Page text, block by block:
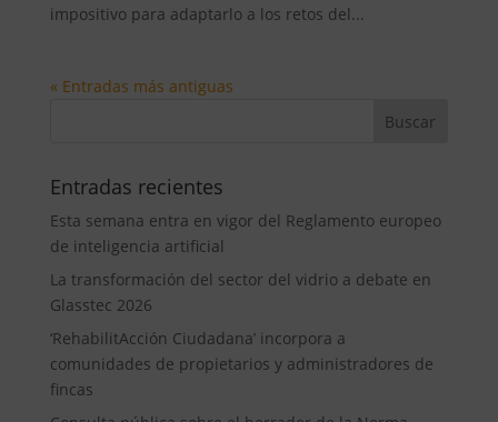
impositivo para adaptarlo a los retos del...
« Entradas más antiguas
Entradas recientes
Esta semana entra en vigor del Reglamento europeo
de inteligencia artificial
La transformación del sector del vidrio a debate en
Glasstec 2026
‘RehabilitAcción Ciudadana’ incorpora a
comunidades de propietarios y administradores de
fincas